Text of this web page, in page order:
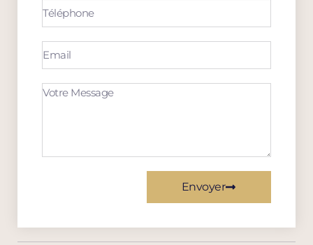
Envoyer